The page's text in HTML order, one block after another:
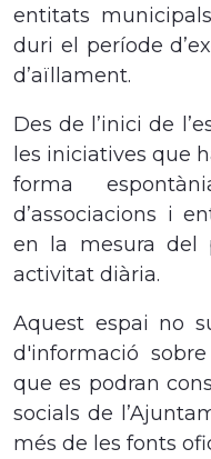
entitats
duri el període
d’aïllament.
Des de l’inici de
les iniciatives que
forma
d’associacions i
en la mesura del
activitat diària.
Aquest espai no
d'informació
que es podran
socials de
més de les fonts